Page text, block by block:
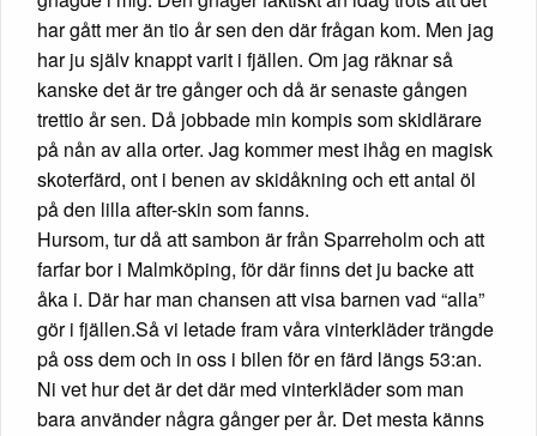
har gått mer än tio år sen den där frågan kom. Men jag
har ju själv knappt varit i fjällen. Om jag räknar så
kanske det är tre gånger och då är senaste gången
trettio år sen. Då jobbade min kompis som skidlärare
på nån av alla orter. Jag kommer mest ihåg en magisk
skoterfärd, ont i benen av skidåkning och ett antal öl
på den lilla after-skin som fanns.
Hursom, tur då att sambon är från Sparreholm och att
farfar bor i Malmköping, för där finns det ju backe att
åka i. Där har man chansen att visa barnen vad “alla”
gör i fjällen.Så vi letade fram våra vinterkläder trängde
på oss dem och in oss i bilen för en färd längs 53:an.
Ni vet hur det är det där med vinterkläder som man
bara använder några gånger per år. Det mesta känns